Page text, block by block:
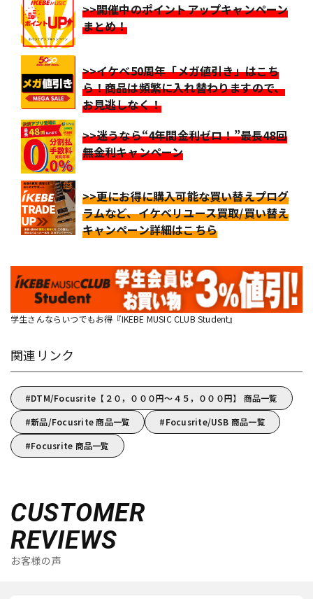
>>開催中のポイントアップキャンペーン
まとめ！
>>イケベ50周年「メガ値引き」はこち
ら！商品は頻繁に入れ替わりますので、
お見逃しなく！
>>迷うなら“4年間金利ゼロ！”最長48回
無金利キャンペーン
>>更にお得に購入可能な買い替えプログ
ラムなど、イケベリユース買取/買い替え
キャンペーン詳細はこちら
学生さんならいつでもお得『IKEBE MUSIC CLUB Student』
関連リンク
DTM/Focusrite【２０，０００円～４５，０００円】 商品一覧
新品/Focusrite 商品一覧
Focusrite/USB 商品一覧
Focusrite 商品一覧
CUSTOMER
REVIEWS
お客様の声